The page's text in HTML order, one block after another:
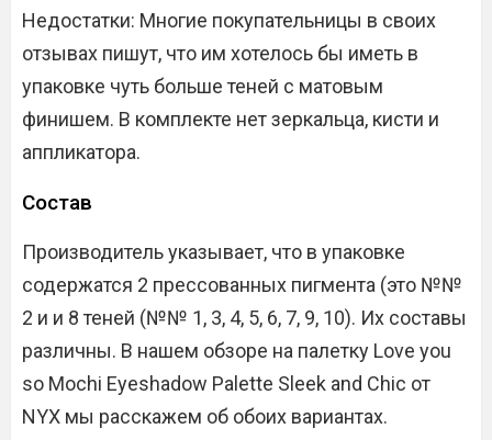
Недостатки: Многие покупательницы в своих
отзывах пишут, что им хотелось бы иметь в
упаковке чуть больше теней с матовым
финишем. В комплекте нет зеркальца, кисти и
аппликатора.
Состав
Производитель указывает, что в упаковке
содержатся 2 прессованных пигмента (это №№
2 и и 8 теней (№№ 1, 3, 4, 5, 6, 7, 9, 10). Их составы
различны. В нашем обзоре на палетку Love you
so Mochi Eyeshadow Palette Sleek and Chic от
NYX мы расскажем об обоих вариантах.